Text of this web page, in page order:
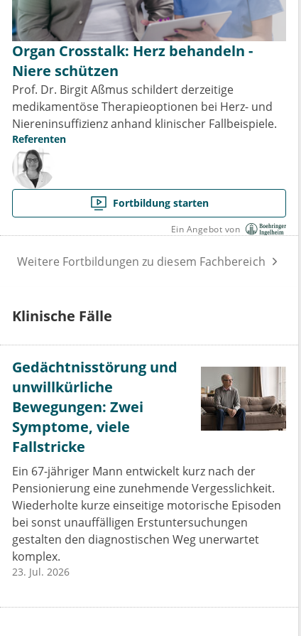
Organ Crosstalk: Herz behandeln -
Niere schützen
Prof. Dr. Birgit Aßmus schildert derzeitige
medikamentöse Therapieoptionen bei Herz- und
Niereninsuffizienz anhand klinischer Fallbeispiele.
Referenten
Fortbildung starten
Ein Angebot von
Weitere Fortbildungen zu diesem Fachbereich
Klinische Fälle
Gedächtnisstörung und
unwillkürliche
Bewegungen: Zwei
Symptome, viele
Fallstricke
Ein 67-jähriger Mann entwickelt kurz nach der
Pensionierung eine zunehmende Vergesslichkeit.
Wiederholte kurze einseitige motorische Episoden
bei sonst unauffälligen Erstuntersuchungen
gestalten den diagnostischen Weg unerwartet
komplex.
23. Jul. 2026